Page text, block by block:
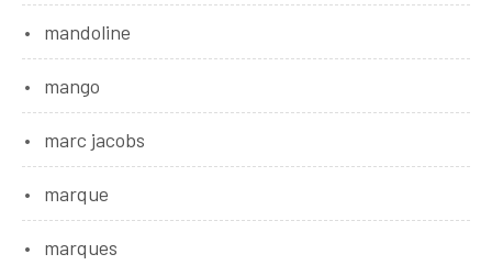
mandoline
mango
marc jacobs
marque
marques